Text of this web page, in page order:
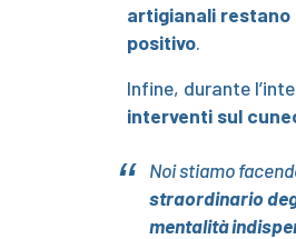
artigianali
positivo.
Infine, durante
interventi sul
Noi stiamo
straordinario
mentalità